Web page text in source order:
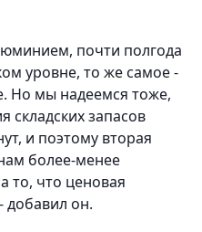
почти полгода
уровне, то же самое -
Но мы надеемся тоже,
складских запасов
и поэтому вторая
более-менее
то, что ценовая
добавил он.